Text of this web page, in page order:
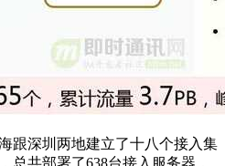
跟深圳两地建立了十八个接入集
总共部署了638台接入服务器，